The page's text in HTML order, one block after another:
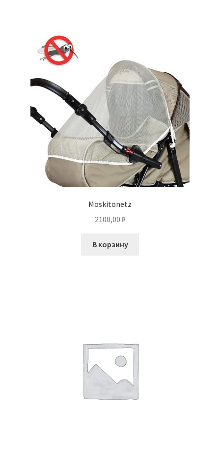
Moskitonetz
2100,00 ₽
В корзину